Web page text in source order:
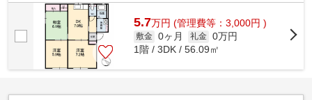
上階の物件です。たくさんの物件をご用...
5.7万円 (管理費等：3,000円 )
敷金 0ヶ月 礼金 0万円
1階 / 3DK / 56.09㎡